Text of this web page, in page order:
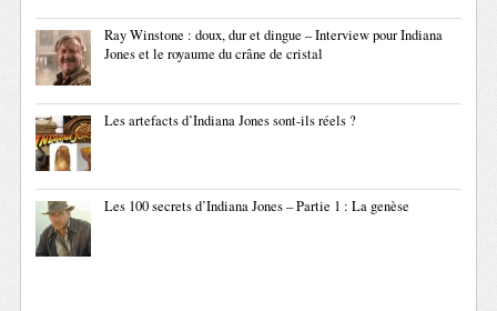
Ray Winstone : doux, dur et dingue – Interview pour Indiana
Jones et le royaume du crâne de cristal
Les artefacts d’Indiana Jones sont-ils réels ?
Les 100 secrets d’Indiana Jones – Partie 1 : La genèse